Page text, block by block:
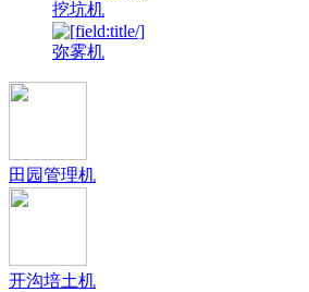
挖坑机
弥雾机
田园管理机
开沟培土机